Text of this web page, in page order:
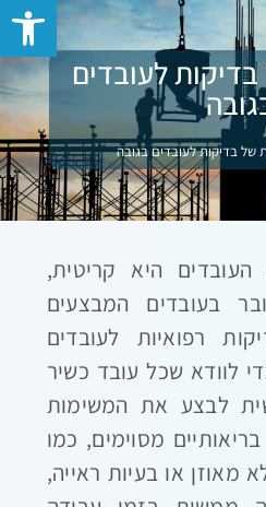
פתח
לעובדים
של בדיקות לעובדים בגובה
היא קריטית,
בעובדים המבצעים
רפואיות לעובדים
לוודא שכל עובד כשיר
לבצע את המשימות
מסוימים, כמו
או בעיות ראייה,